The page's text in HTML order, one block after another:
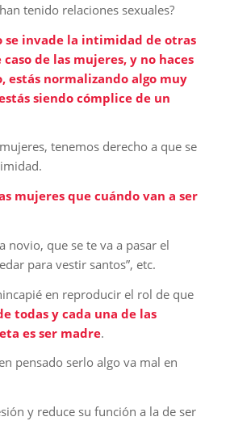
tenido relaciones sexuales?
se invade la intimidad de otras
de las mujeres, y no haces
estás normalizando algo muy
siendo cómplice de un
tenemos derecho a que se
mujeres que cuándo van a ser
novio, que se te va a pasar el
para vestir santos”, etc.
en reproducir el rol de que
todas y cada una de las
es ser madre.
pensado serlo algo va mal en
y reduce su función a la de ser